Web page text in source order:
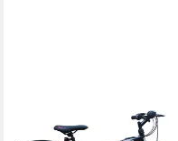
Mountainbike 26 Zoll Fahrrad